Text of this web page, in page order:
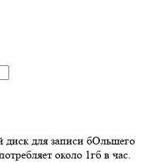
диск для записи бОльшего
около 1гб в час.